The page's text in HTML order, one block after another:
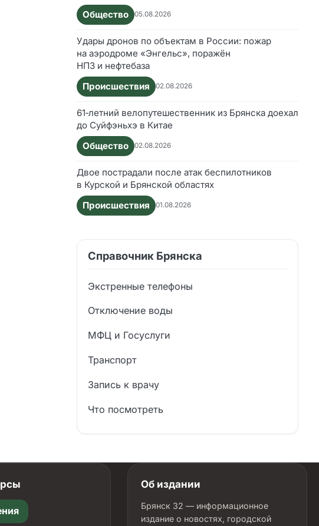
Общество
05.08.2026
Удары дронов по объектам в России: пожар
на аэродроме «Энгельс», поражён
НПЗ и нефтебаза
Происшествия
02.08.2026
61‑летний велопутешественник из Брянска доехал
до Суйфэньхэ в Китае
Общество
02.08.2026
Двое пострадали после атак беспилотников
в Курской и Брянской областях
Происшествия
01.08.2026
Справочник Брянска
Экстренные телефоны
Отключение воды
МФЦ и Госуслуги
Транспорт
Запись к врачу
Что посмотреть
Об издании
Брянск 32 — информационное
издание о новостях, городской